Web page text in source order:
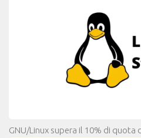
GNU/Linux supera il 10% di